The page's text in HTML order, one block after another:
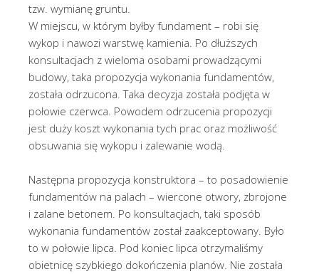
tzw. wymianę gruntu.
W miejscu, w którym byłby fundament – robi się
wykop i nawozi warstwę kamienia. Po dłuższych
konsultacjach z wieloma osobami prowadzącymi
budowy, taka propozycja wykonania fundamentów,
została odrzucona. Taka decyzja została podjęta w
połowie czerwca. Powodem odrzucenia propozycji
jest duży koszt wykonania tych prac oraz możliwość
obsuwania się wykopu i zalewanie wodą.
Następna propozycja konstruktora – to posadowienie
fundamentów na palach – wiercone otwory, zbrojone
i zalane betonem. Po konsultacjach, taki sposób
wykonania fundamentów został zaakceptowany. Było
to w połowie lipca. Pod koniec lipca otrzymaliśmy
obietnicę szybkiego dokończenia planów. Nie została